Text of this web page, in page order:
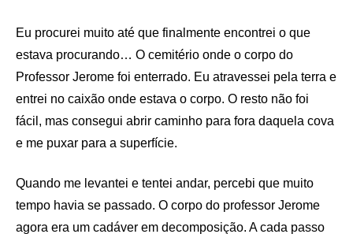
Eu procurei muito até que finalmente encontrei o que
estava procurando… O cemitério onde o corpo do
Professor Jerome foi enterrado. Eu atravessei pela terra e
entrei no caixão onde estava o corpo. O resto não foi
fácil, mas consegui abrir caminho para fora daquela cova
e me puxar para a superfície.
Quando me levantei e tentei andar, percebi que muito
tempo havia se passado. O corpo do professor Jerome
agora era um cadáver em decomposição. A cada passo